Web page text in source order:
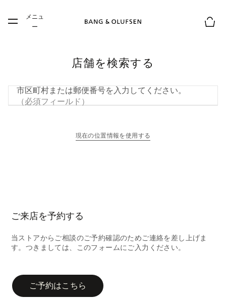
Skip to main footer
メニュ
ー
店舗を検索する
市区町村または郵便番号を入力してください。
（必須フィールド）
現在の位置情報を使用する
ご来店を予約する
当ストアからご相談のご予約確認のためご連絡を差し上げま
す。つきましては、このフォームにご入力ください。
ご予約はこちら